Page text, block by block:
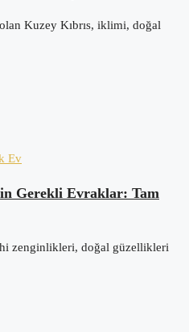
Kuzey Kıbrıs, iklimi, doğal
Ev
Gerekli Evraklar: Tam
zenginlikleri, doğal güzellikleri